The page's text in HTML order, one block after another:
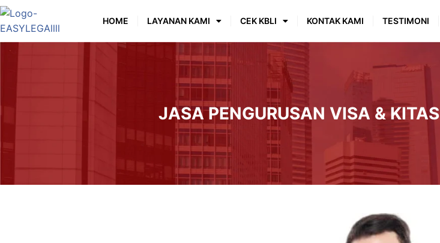
HOME LAYANAN KAMI CEK KBLI KONTAK KAMI TESTIMONI
JASA PENGURUSAN VISA & KITAS